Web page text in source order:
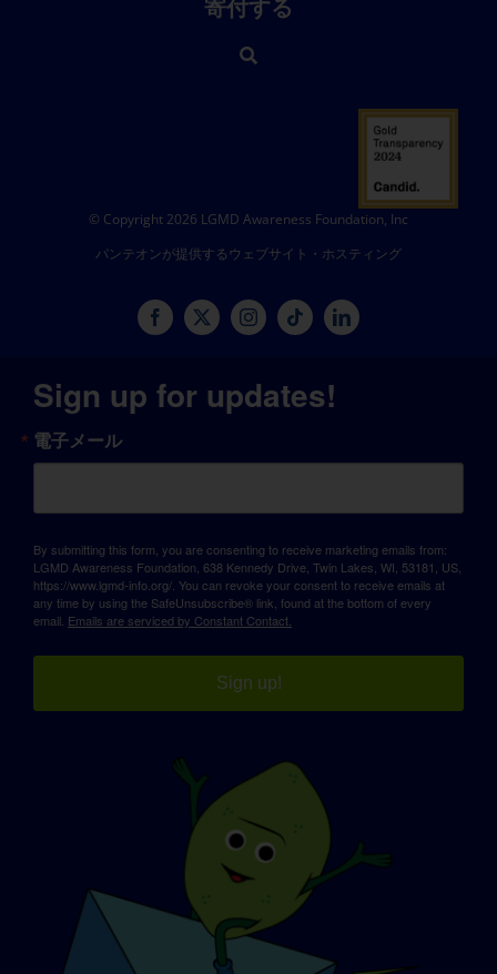
寄付する
© Copyright 2026 LGMD Awareness Foundation, Inc
パンテオンが提供するウェブサイト・ホスティング
Sign up for updates!
電子メール
By submitting this form, you are consenting to receive marketing emails from:
LGMD Awareness Foundation, 638 Kennedy Drive, Twin Lakes, WI, 53181, US,
https://www.lgmd-info.org/. You can revoke your consent to receive emails at
any time by using the SafeUnsubscribe® link, found at the bottom of every
email. Emails are serviced by Constant Contact.
Sign up!